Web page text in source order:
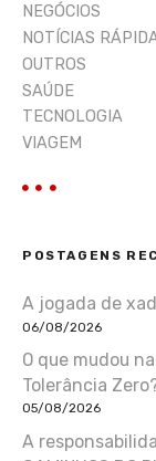
NEGÓCIOS
NOTÍCIAS
OUTROS
SAÚDE
TECNOLOGIA
VIAGEM
POSTAGENS
A jogada de
06/08/2026
O que mudou
Tolerância
05/08/2026
A